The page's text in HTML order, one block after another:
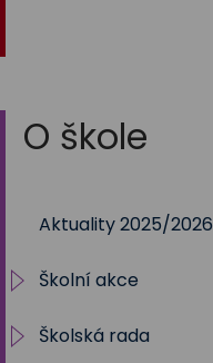
O škole
Aktuality 2025/2026
Školní akce
2025/2026
Školská rada